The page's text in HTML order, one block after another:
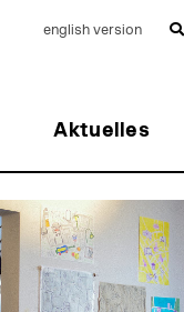
Aktuelles
english version